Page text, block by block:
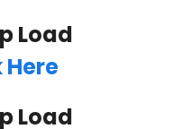
Load
Here
Load